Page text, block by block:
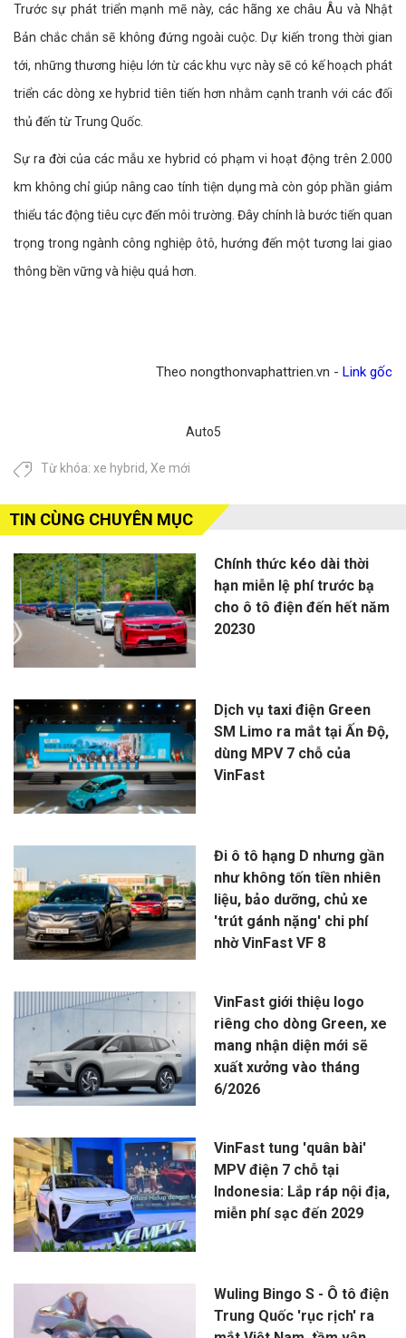
Trước sự phát triển mạnh mẽ này, các hãng xe châu Âu và Nhật
Bản chắc chắn sẽ không đứng ngoài cuộc. Dự kiến trong thời gian
tới, những thương hiệu lớn từ các khu vực này sẽ có kế hoạch phát
triển các dòng xe hybrid tiên tiến hơn nhằm cạnh tranh với các đối
thủ đến từ Trung Quốc.
Sự ra đời của các mẫu xe hybrid có phạm vi hoạt động trên 2.000
km không chỉ giúp nâng cao tính tiện dụng mà còn góp phần giảm
thiểu tác động tiêu cực đến môi trường. Đây chính là bước tiến quan
trọng trong ngành công nghiệp ôtô, hướng đến một tương lai giao
thông bền vững và hiệu quả hơn.
Theo nongthonvaphattrien.vn - Link gốc
Auto5
Từ khóa: xe hybrid, Xe mới
TIN CÙNG CHUYÊN MỤC
Chính thức kéo dài thời
hạn miễn lệ phí trước bạ
cho ô tô điện đến hết năm
20230
Dịch vụ taxi điện Green
SM Limo ra mắt tại Ấn Độ,
dùng MPV 7 chỗ của
VinFast
Đi ô tô hạng D nhưng gần
như không tốn tiền nhiên
liệu, bảo dưỡng, chủ xe
'trút gánh nặng' chi phí
nhờ VinFast VF 8
VinFast giới thiệu logo
riêng cho dòng Green, xe
mang nhận diện mới sẽ
xuất xưởng vào tháng
6/2026
VinFast tung 'quân bài'
MPV điện 7 chỗ tại
Indonesia: Lắp ráp nội địa,
miễn phí sạc đến 2029
Wuling Bingo S - Ô tô điện
Trung Quốc 'rục rịch' ra